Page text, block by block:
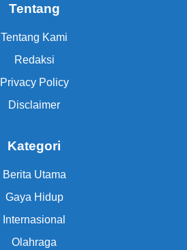
Tentang
Tentang Kami
Redaksi
Privacy Policy
Disclaimer
Kategori
Berita Utama
Gaya Hidup
Internasional
Olahraga